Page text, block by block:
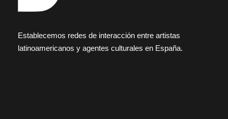
Establecemos redes de interacción entre artistas
latinoamericanos y agentes culturales en España.